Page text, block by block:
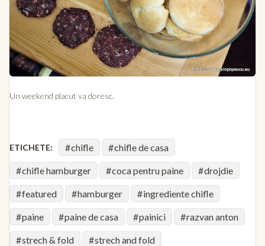
Un weekend placut va doresc.
ETICHETE: chifle chifle de casa
chifle hamburger coca pentru paine drojdie
featured hamburger ingrediente chifle
paine paine de casa painici razvan anton
strech & fold strech and fold